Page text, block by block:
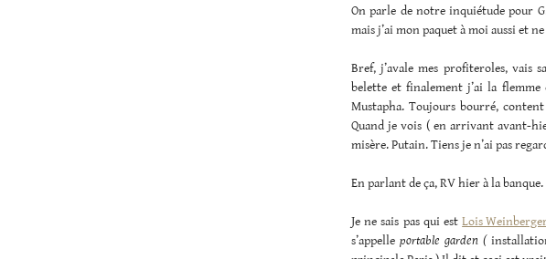
On parle de notre inquiétude pour
mais j’ai mon paquet à moi aussi et
Bref, j’avale mes profiteroles, vais
belette et finalement j’ai la
Mustapha. Toujours bourré,
Quand je vois ( en arrivant avant-
misère. Putain. Tiens je n’ai pas
En parlant de ça, RV hier à la banque.
Je ne sais pas qui estLois
s’appelleportable garden (